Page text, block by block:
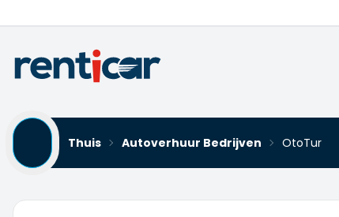
Thuis
Autoverhuur Bedrijven OtoTur